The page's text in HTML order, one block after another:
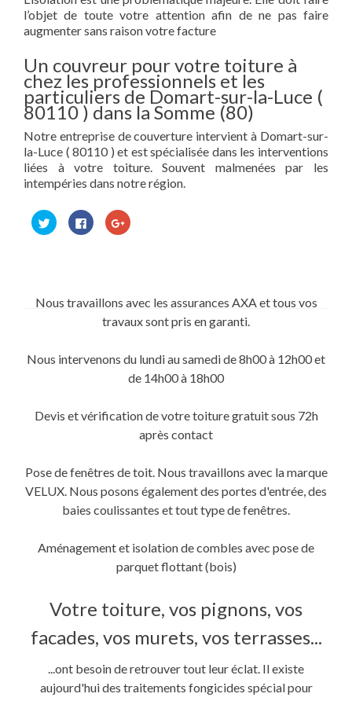
l’objet de toute votre attention afin de ne pas faire
augmenter sans raison votre facture
Un couvreur pour votre toiture à
chez les professionnels et les
particuliers de Domart-sur-la-Luce (
80110 ) dans la Somme (80)
Notre entreprise de couverture intervient à Domart-sur-
la-Luce ( 80110 ) et est spécialisée dans les interventions
liées à votre toiture. Souvent malmenées par les
intempéries dans notre région.
Cliquez
pour
partager
Cliquez
pour
partager
Cliquez
pour
fenêtre)
Nous travaillons avec les assurances AXA et tous vos
travaux sont pris en garanti.
Nous intervenons du lundi au samedi de 8h00 à 12h00 et
de 14h00 à 18h00
Devis et vérification de votre toiture gratuit sous 72h
après contact
Pose de fenêtres de toit. Nous travaillons avec la marque
VELUX. Nous posons également des portes d'entrée, des
baies coulissantes et tout type de fenêtres.
Aménagement et isolation de combles avec pose de
parquet flottant (bois)
Votre toiture, vos pignons, vos
facades, vos murets, vos terrasses...
...ont besoin de retrouver tout leur éclat. Il existe
aujourd'hui des traitements fongicides spécial pour